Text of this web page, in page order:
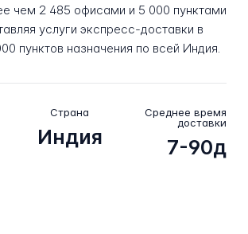
чем 2 485 офисами и 5 000 пунктами
услуги экспресс-доставки в
пунктов назначения по всей Индия.
Страна
Индия
Среднее время
доставки
7-90д